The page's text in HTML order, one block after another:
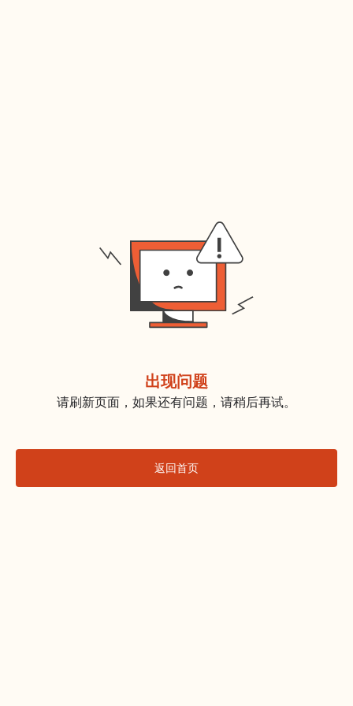
出现问题
请刷新页面，如果还有问题，请稍后再试。
返回首页